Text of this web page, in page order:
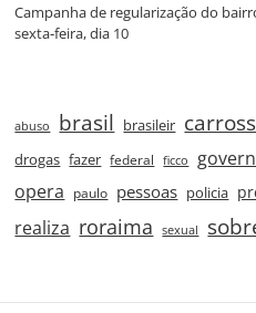
Campanha de regularização do
sexta‑feira, dia 10
abuso brasil brasileir
drogas fazer federal ficco
opera paulo pessoas policia
realiza roraima sexual